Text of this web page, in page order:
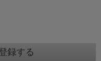
録する